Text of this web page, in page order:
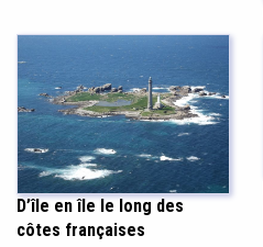
D’île en île le long des
côtes françaises